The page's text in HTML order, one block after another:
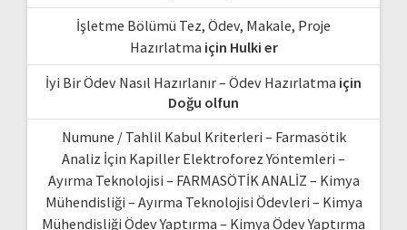
İşletme Bölümü Tez, Ödev, Makale, Proje
Hazırlatma için Hulki er
İyi Bir Ödev Nasıl Hazırlanır – Ödev Hazırlatma için
Doğu olfun
Numune / Tahlil Kabul Kriterleri – Farmasötik
Analiz İçin Kapiller Elektroforez Yöntemleri –
Ayırma Teknolojisi – FARMASÖTİK ANALİZ – Kimya
Mühendisliği – Ayırma Teknolojisi Ödevleri – Kimya
Mühendisliği Ödev Yaptırma – Kimya Ödev Yaptırma